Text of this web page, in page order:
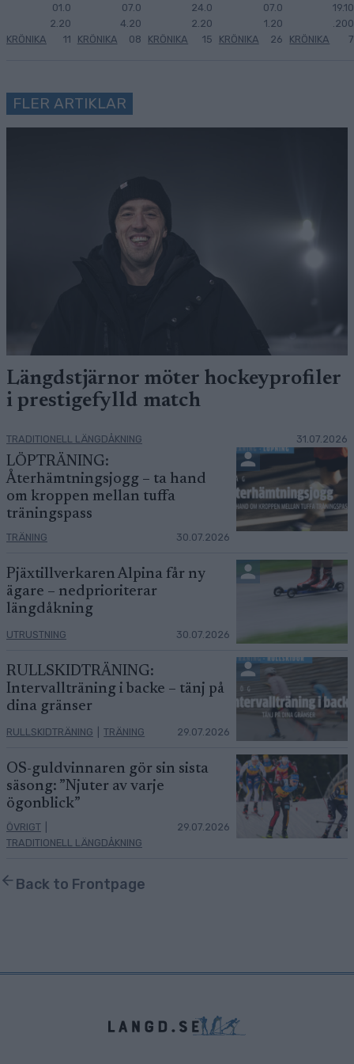
KRÖNIKA
01.0
2.20
11
KRÖNIKA
07.0
4.20
08
KRÖNIKA
24.0
2.20
15
KRÖNIKA
07.0
1.20
26
KRÖNIKA
19.10
.200
7
FLER ARTIKLAR
Längdstjärnor möter hockeyprofiler
i prestigefylld match
TRADITIONELL LÄNGDÅKNING 31.07.2026
LÖPTRÄNING:
Återhämtningsjogg – ta hand
om kroppen mellan tuffa
träningspass
TRÄNING 30.07.2026
Pjäxtillverkaren Alpina får ny
ägare – nedprioriterar
längdåkning
UTRUSTNING 30.07.2026
RULLSKIDTRÄNING:
Intervallträning i backe – tänj på
dina gränser
RULLSKIDTRÄNING TRÄNING 29.07.2026
OS-guldvinnaren gör sin sista
säsong: ”Njuter av varje
ögonblick”
ÖVRIGT
TRADITIONELL LÄNGDÅKNING
29.07.2026
Back to Frontpage